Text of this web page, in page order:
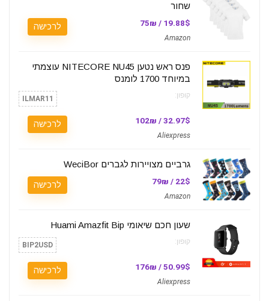
שחור
19.88$ / 75₪
Amazon
לרכישה
פנס ראש נטען NITECORE NU45 עוצמתי
במיוחד 1700 לומנס
קופון: ILMAR11
32.97$ / 102₪
Aliexpress
לרכישה
גרביים מצויירות לגברים WeciBor
22$ / 79₪
Amazon
לרכישה
שעון חכם שיאומי Huami Amazfit Bip
קופון: BIP2USD
50.99$ / 176₪
Aliexpress
לרכישה